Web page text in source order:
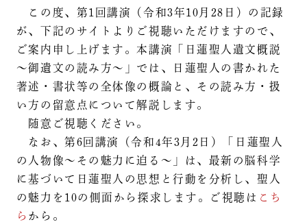
この度、第1回講演（令和3年10月28日）の記録
が、下記のサイトよりご視聴いただけますので、
ご案内申し上げます。本講演「日蓮聖人遺文概説
～御遺文の読み方～」では、日蓮聖人の書かれた
著述・書状等の全体像の概論と、その読み方・扱
い方の留意点について解説します。
随意ご視聴ください。
なお、第6回講演（令和4年3月2日）「日蓮聖人
の人物像～その魅力に迫る～」は、最新の脳科学
に基づいて日蓮聖人の思想と行動を分析し、聖人
の魅力を10の側面から探求します。ご視聴は こち
ら から。